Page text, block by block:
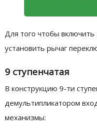
Для того чтобы
установить рычаг
9 ступенчатая
В конструкцию 9-ти
демультипликатором
механизмы: